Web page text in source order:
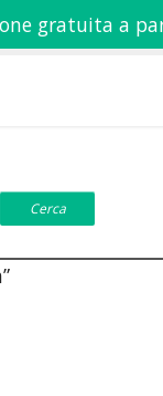
gratuita a